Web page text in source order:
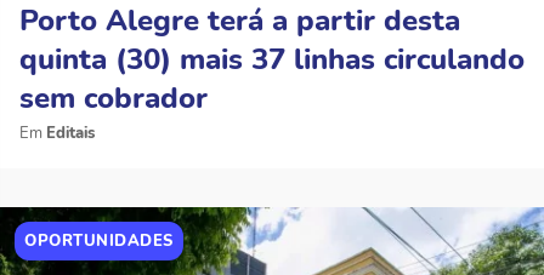
Porto Alegre terá a partir desta
quinta (30) mais 37 linhas circulando
sem cobrador
Editais
OPORTUNIDADES